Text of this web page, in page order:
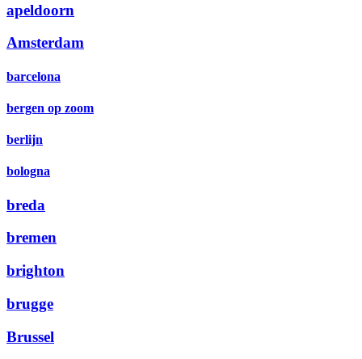
apeldoorn
Amsterdam
barcelona
bergen op zoom
berlijn
bologna
breda
bremen
brighton
brugge
Brussel